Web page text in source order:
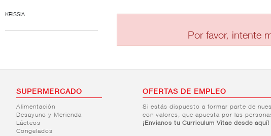
KRISSIA
Por favor, intente
SUPERMERCADO
Alimentación
Desayuno y Merienda
Lácteos
Congelados
OFERTAS DE EMPLEO
Si estás dispuesto a formar parte de
con valores, que apuesta por las
¡Envianos tu Curriculum Vitae desde aquí!